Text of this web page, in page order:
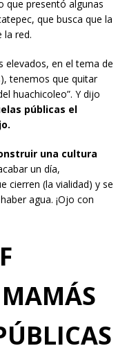
que presentó algunas
que busca que la
la red.
elevados, en el tema de
tenemos que quitar
huachicoleo”. Y dijo
públicas el
una cultura
un día,
cierren (la vialidad) y se
agua. ¡Ojo con